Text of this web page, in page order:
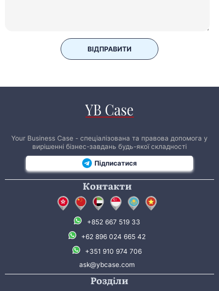
ВІДПРАВИТИ
Your Business Case - спеціалізована та правова допомога у
вирішенні бізнес-завдань будь-якої складності
Підписатися
Контакти
+852 667 519 33
+62 896 024 665 42
+351 910 974 706
ask@ybcase.com
Розділи